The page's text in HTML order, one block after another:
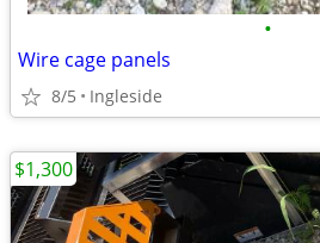
•
Wire cage panels
8/5 Ingleside
$1,300